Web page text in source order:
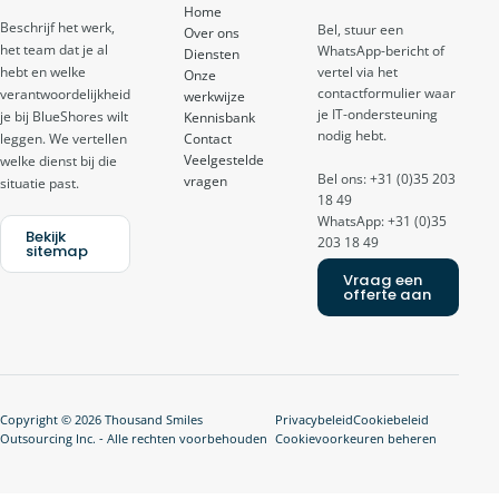
Beschrijf het werk,
het team dat je al
hebt en welke
verantwoordelijkheid
je bij BlueShores wilt
leggen. We vertellen
welke dienst bij die
situatie past.
Bekijk
sitemap
Home
Over ons
Diensten
Onze
werkwijze
Kennisbank
Contact
Veelgestelde
vragen
Bel, stuur een
WhatsApp-bericht of
vertel via het
contactformulier waar
je IT-ondersteuning
nodig hebt.
Bel ons: +31 (0)35 203
18 49
WhatsApp: +31 (0)35
203 18 49
Vraag een
offerte aan
Copyright © 2026 Thousand Smiles
Outsourcing Inc. - Alle rechten voorbehouden
PrivacybeleidCookiebeleid
Cookievoorkeuren beheren